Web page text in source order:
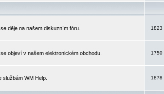
děje na našem diskuzním fóru.
1823
objeví v našem elektronickém obchodu.
1750
WM Help.
1878